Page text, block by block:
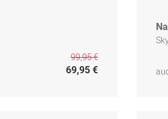
99,95 €
69,95 €